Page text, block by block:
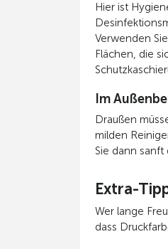
Hier ist
Verwenden
Flächen, die
Im
Draußen
milden
Sie dann sanft
Extra-
Wer lange
dass